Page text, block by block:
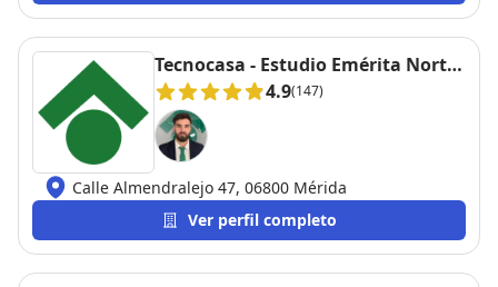
Tecnocasa - Estudio Emérita Norte
S.L.
4.9(147)
Calle Almendralejo 47, 06800 Mérida
Ver perfil completo